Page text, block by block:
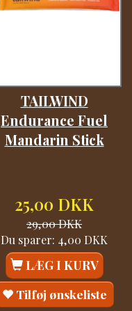
TAILWIND
Endurance Fuel
Mandarin Stick
25,00 DKK
29,00 DKK
Du sparer: 4,00 DKK
LÆG I KURV
Tilføj ønskeliste